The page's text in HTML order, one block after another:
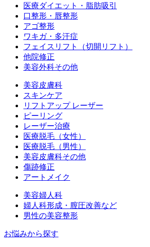
医療ダイエット・脂肪吸引
口整形・唇整形
アゴ整形
ワキガ・多汗症
フェイスリフト（切開リフト）
他院修正
美容外科その他
美容皮膚科
スキンケア
リフトアップ レーザー
ピーリング
レーザー治療
医療脱毛（女性）
医療脱毛（男性）
美容皮膚科その他
傷跡修正
アートメイク
美容婦人科
婦人科形成・膣圧改善など
男性の美容整形
お悩みから探す